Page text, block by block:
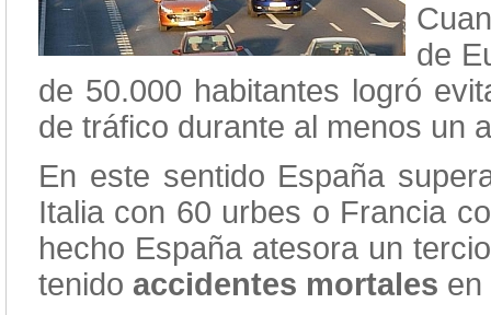
de
de 50.000 habitantes logró
de tráfico durante al menos un
En este sentido España
Italia con 60 urbes o Francia
hecho España atesora un
tenido accidentes mortales en